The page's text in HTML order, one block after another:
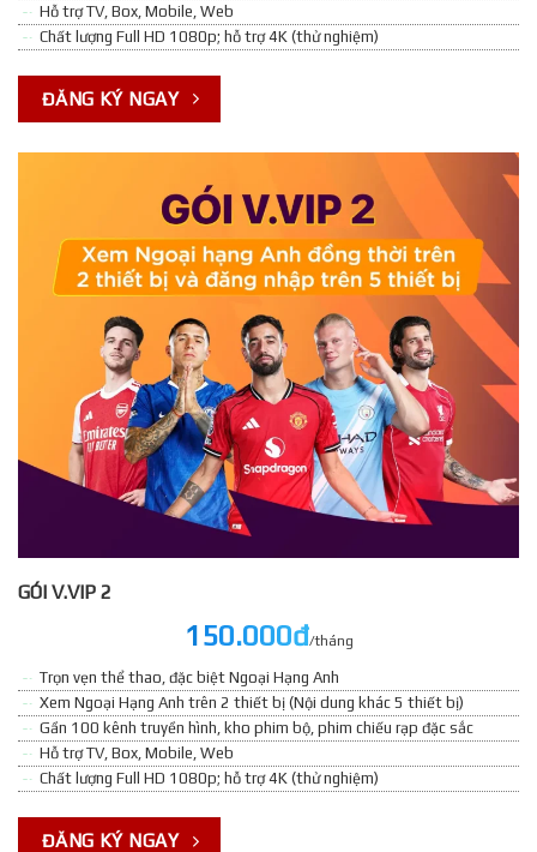
Hỗ trợ TV, Box, Mobile, Web
Chất lượng Full HD 1080p; hỗ trợ 4K (thử nghiệm)
ĐĂNG KÝ NGAY
GÓI V.VIP 2
150.000đ/tháng
Trọn vẹn thể thao, đặc biệt Ngoại Hạng Anh
Xem Ngoại Hạng Anh trên 2 thiết bị (Nội dung khác 5 thiết bị)
Gần 100 kênh truyền hình, kho phim bộ, phim chiếu rạp đặc sắc
Hỗ trợ TV, Box, Mobile, Web
Chất lượng Full HD 1080p; hỗ trợ 4K (thử nghiệm)
ĐĂNG KÝ NGAY